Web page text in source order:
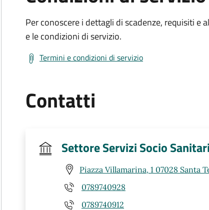
Per conoscere i dettagli di scadenze, requisiti
e le condizioni di servizio.
Termini e condizioni di servizio
Contatti
Settore Servizi Socio Sanitari
Piazza Villamarina, 1 07028 Santa
0789740928
0789740912